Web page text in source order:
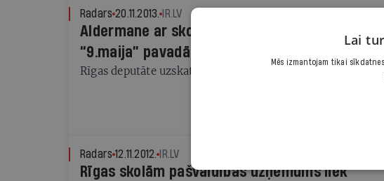
Radars 20.11.2013. IR.LV
Aldermane ar skolu direktorēm pārrunās
“9.maija” pavadā
Rīgas deputāte uzskata, sodiem pamatu neredz
Radars 12.11.2012. IR.LV
Rīgas skolām pašvaldības uzņēmums liek
Lai
Mēs izmantojam tikai